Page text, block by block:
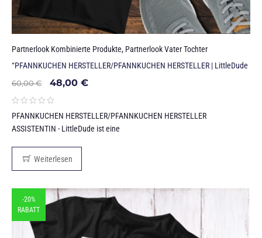
Partnerlook Kombinierte Produkte, Partnerlook Vater Tochter
“PFANNKUCHEN HERSTELLER/PFANNKUCHEN HERSTELLER | LittleDude
60,00€ 48,00 €
PFANNKUCHEN HERSTELLER/PFANNKUCHEN HERSTELLER
ASSISTENTIN - LittleDude ist eine
Weiterlesen
-20%
RABATT